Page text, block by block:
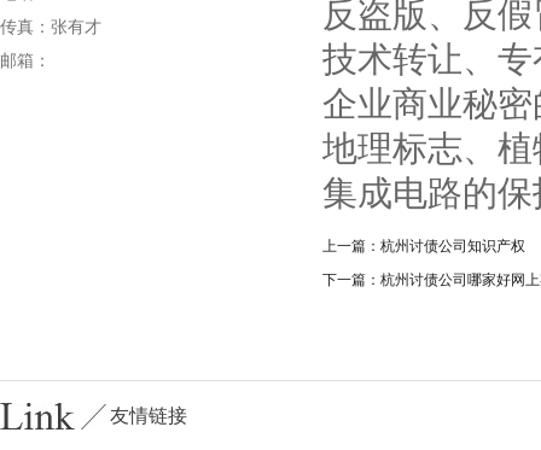
传真：张有才
邮箱：
反盗版、反假
技术转让、
企业商业秘
地理标志、
集成电路的保
上一篇：杭州讨债公司知识产权
下一篇：杭州讨债公司哪家好网
友情链接